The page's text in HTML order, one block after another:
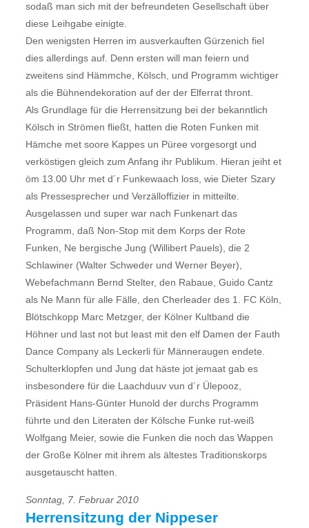
sodaß man sich mit der befreundeten Gesellschaft über
diese Leihgabe einigte.
Den wenigsten Herren im ausverkauften Gürzenich fiel
dies allerdings auf. Denn ersten will man feiern und
zweitens sind Hämmche, Kölsch, und Programm wichtiger
als die Bühnendekoration auf der der Elferrat thront.
Als Grundlage für die Herrensitzung bei der bekanntlich
Kölsch in Strömen fließt, hatten die Roten Funken mit
Hämche met soore Kappes un Püree vorgesorgt und
verköstigen gleich zum Anfang ihr Publikum. Hieran jeiht et
öm 13.00 Uhr met d´r Funkewaach loss, wie Dieter Szary
als Pressesprecher und Verzälloffizier in mitteilte.
Ausgelassen und super war nach Funkenart das
Programm, daß Non-Stop mit dem Korps der Rote
Funken, Ne bergische Jung (Willibert Pauels), die 2
Schlawiner (Walter Schweder und Werner Beyer),
Webefachmann Bernd Stelter, den Rabaue, Guido Cantz
als Ne Mann für alle Fälle, den Cherleader des 1. FC Köln,
Blötschkopp Marc Metzger, der Kölner Kultband die
Höhner und last not but least mit den elf Damen der Fauth
Dance Company als Leckerli für Männeraugen endete.
Schulterklopfen und Jung dat häste jot jemaat gab es
insbesondere für die Laachduuv vun d´r Ülepooz,
Präsident Hans-Günter Hunold der durchs Programm
führte und den Literaten der Kölsche Funke rut-weiß
Wolfgang Meier, sowie die Funken die noch das Wappen
der Große Kölner mit ihrem als ältestes Traditionskorps
ausgetauscht hatten.
Sonntag, 7. Februar 2010
Herrensitzung der Nippeser